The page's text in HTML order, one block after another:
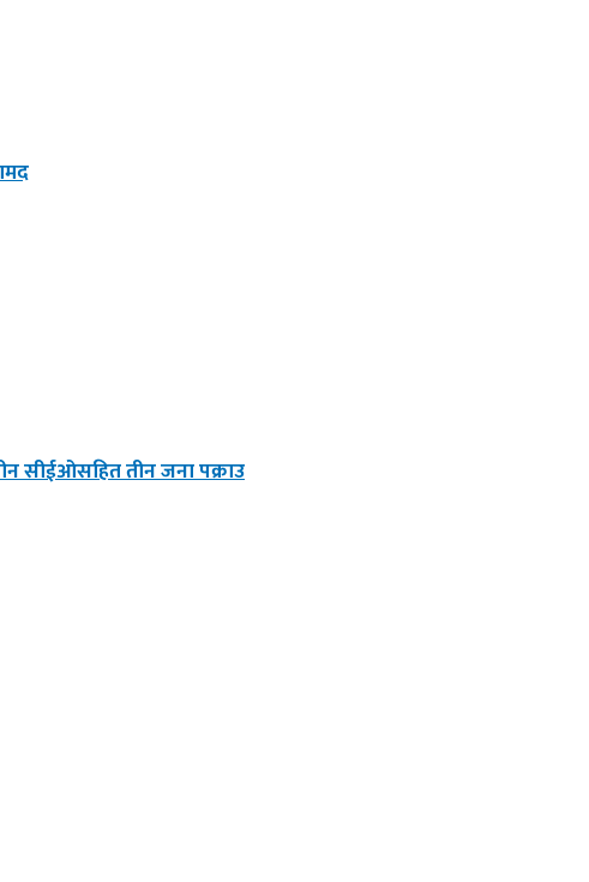
सीईओसहित तीन जना पक्राउ